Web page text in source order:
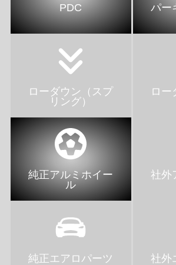
PDC
パー
ローダウン（スプ
リング）
ロー
純正アルミホイー
ル
社外
純正エアロパーツ 社外